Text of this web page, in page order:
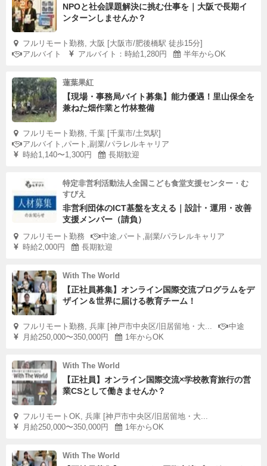
NPOと社会課題解決に挑む仕事を｜大阪で長期イ
ンターンしませんか？
フルリモート勤務, 大阪 [大阪市/肥後橋駅 徒歩15分]
アルバイト
アルバイト：時給1,280円 半年からOK
蓮葉果紅
【現場・事務局バイト募集】能力優遇！里山保全を
兼ねた畑作業と竹林整備
フルリモート勤務, 千葉 [千葉市/土気駅]
アルバイト,パート,副業/パラレルキャリア
時給1,140〜1,300円
長期歓迎
特定非営利活動法人全国こども食堂支援センター・む
すびえ
非営利団体のICT基盤を支える｜設計・運用・改善
支援メンバー（請負）
フルリモート勤務
中途,パート,副業/パラレルキャリア
時給2,000円
長期歓迎
With The World
【正社員募集】オンライン国際交流プログラムをデ
ザイン＆世界に届ける教育チーム！
フルリモート勤務, 兵庫 [神戸市中央区/旧居留地・大...
中途
月給250,000〜350,000円
1年からOK
With The World
【正社員】オンライン国際交流×学校教育旅行の営
業CSとして働きませんか？
フルリモートOK, 兵庫 [神戸市中央区/旧居留地・大...
月給250,000〜350,000円
1年からOK
With The World